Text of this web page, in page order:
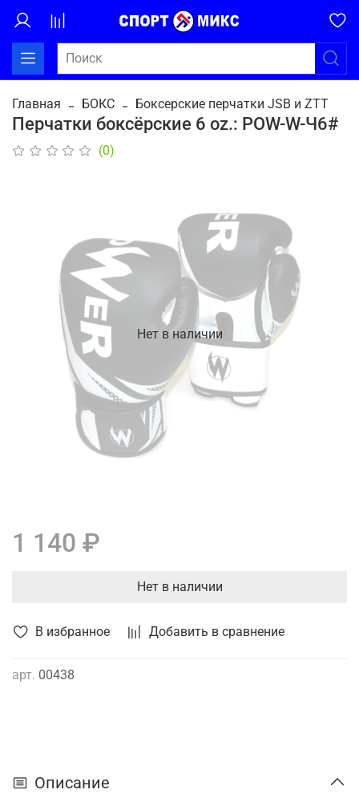
Главная БОКС Боксерские перчатки JSB и ZTT
Перчатки боксёрские 6 oz.: POW-W-Ч6#
(0)
В избранное Добавить в сравнение
арт. 00438
Нет в наличии
1 140 ₽
Нет в наличии
Описание